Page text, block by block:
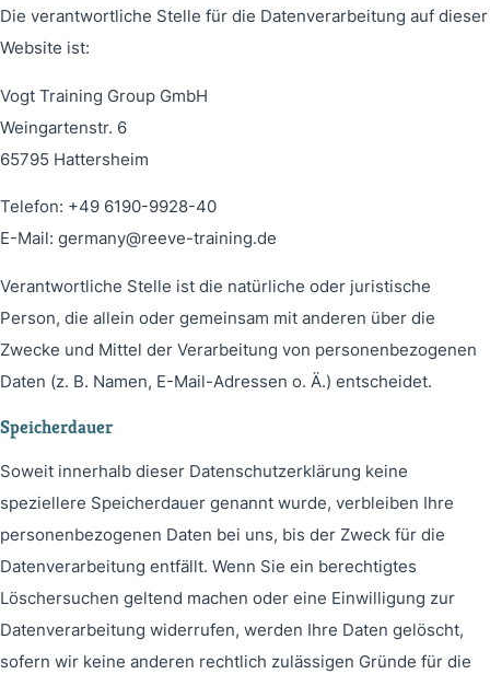
Die verantwortliche Stelle für die Datenverarbeitung auf dieser
Website ist:
Vogt Training Group GmbH
Weingartenstr. 6
65795 Hattersheim
Telefon: +49 6190-9928-40
E-Mail: germany@reeve-training.de
Verantwortliche Stelle ist die natürliche oder juristische
Person, die allein oder gemeinsam mit anderen über die
Zwecke und Mittel der Verarbeitung von personenbezogenen
Daten (z. B. Namen, E-Mail-Adressen o. Ä.) entscheidet.
Speicherdauer
Soweit innerhalb dieser Datenschutzerklärung keine
speziellere Speicherdauer genannt wurde, verbleiben Ihre
personenbezogenen Daten bei uns, bis der Zweck für die
Datenverarbeitung entfällt. Wenn Sie ein berechtigtes
Löschersuchen geltend machen oder eine Einwilligung zur
Datenverarbeitung widerrufen, werden Ihre Daten gelöscht,
sofern wir keine anderen rechtlich zulässigen Gründe für die